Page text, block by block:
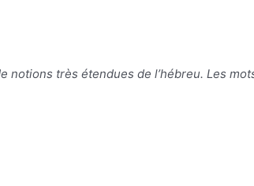
notions très étendues de l’hébreu. Les